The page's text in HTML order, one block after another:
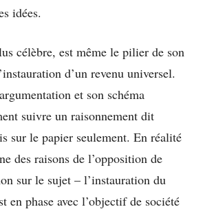
idées.
célèbre, est même le pilier de son
d’un revenu universel.
et son schéma
suivre un raisonnement dit
sur le papier seulement. En réalité
des raisons de l’opposition de
sur le sujet – l’instauration du
en phase avec l’objectif de société